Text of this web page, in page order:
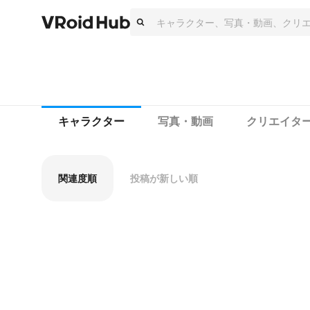
キャラクター 写真・動画 クリエイタ
関連度順 投稿が新しい順